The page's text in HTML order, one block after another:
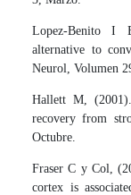
Lopez-Benito I
alternative to
Neurol, Volumen
Hallett M,
recovery from
Octubre.
Fraser C y Col,
cortex is